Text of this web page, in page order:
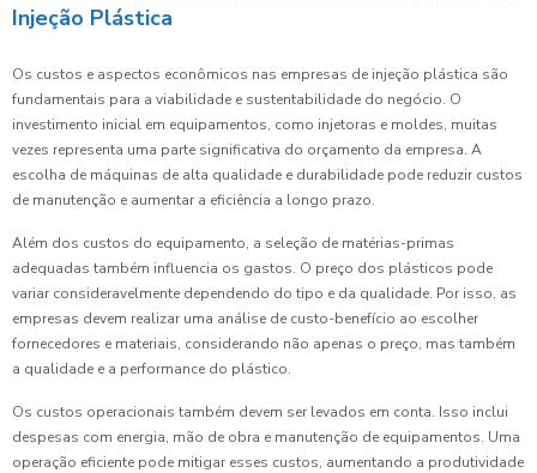
Injeção Plástica
Os custos e aspectos econômicos nas empresas de injeção plástica são
fundamentais para a viabilidade e sustentabilidade do negócio. O
investimento inicial em equipamentos, como injetoras e moldes, muitas
vezes representa uma parte significativa do orçamento da empresa. A
escolha de máquinas de alta qualidade e durabilidade pode reduzir custos
de manutenção e aumentar a eficiência a longo prazo.
Além dos custos do equipamento, a seleção de matérias-primas
adequadas também influencia os gastos. O preço dos plásticos pode
variar consideravelmente dependendo do tipo e da qualidade. Por isso, as
empresas devem realizar uma análise de custo-benefício ao escolher
fornecedores e materiais, considerando não apenas o preço, mas também
a qualidade e a performance do plástico.
Os custos operacionais também devem ser levados em conta. Isso inclui
despesas com energia, mão de obra e manutenção de equipamentos. Uma
operação eficiente pode mitigar esses custos, aumentando a produtividade